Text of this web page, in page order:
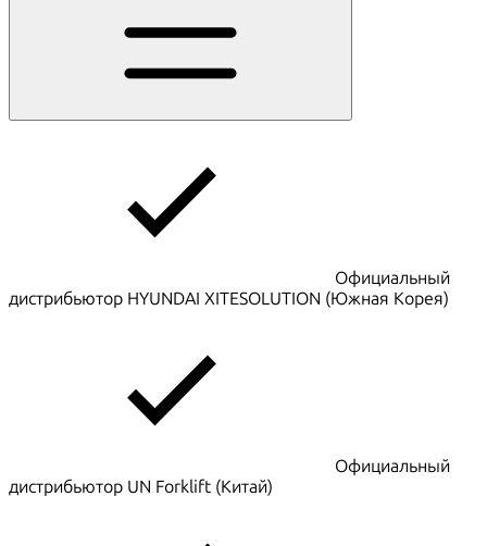
Официальный
дистрибьютор HYUNDAI XITESOLUTION (Южная Корея)
Официальный
дистрибьютор UN Forklift (Китай)